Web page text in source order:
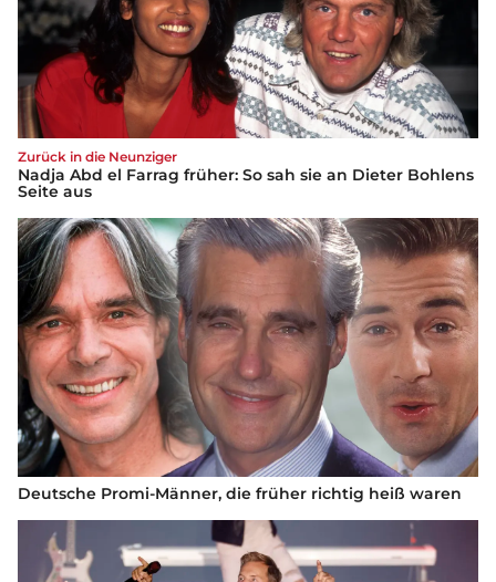
Zurück in die Neunziger
Nadja Abd el Farrag früher: So sah sie an Dieter Bohlens
Seite aus
Deutsche Promi-Männer, die früher richtig heiß waren